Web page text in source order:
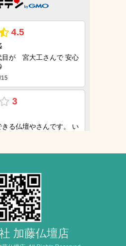
加藤仏壇店